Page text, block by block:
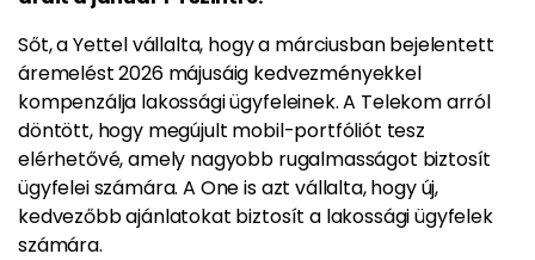
Sőt, a Yettel vállalta, hogy a márciusban bejelentett
áremelést 2026 májusáig kedvezményekkel
kompenzálja lakossági ügyfeleinek. A Telekom arról
döntött, hogy megújult mobil-portfóliót tesz
elérhetővé, amely nagyobb rugalmasságot biztosít
ügyfelei számára. A One is azt vállalta, hogy új,
kedvezőbb ajánlatokat biztosít a lakossági ügyfelek
számára.